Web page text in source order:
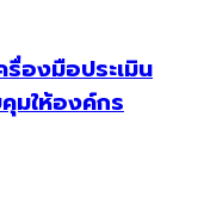
องมือประเมิน
มให้องค์กร